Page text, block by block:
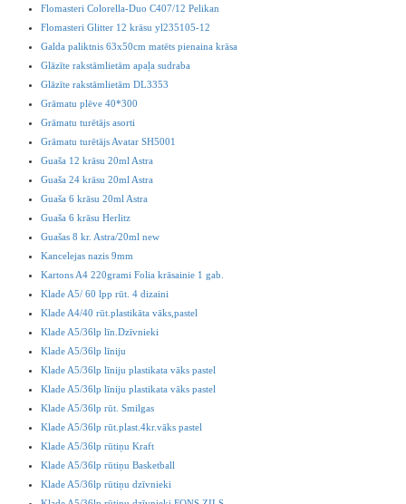
Flomasteri Colorella-Duo C407/12 Pelikan
Flomasteri Glitter 12 krāsu yl235105-12
Galda paliktnis 63x50cm matēts pienaina krāsa
Glāzīte rakstāmlietām apaļa sudraba
Glāzīte rakstāmlietām DL3353
Grāmatu plēve 40*300
Grāmatu turētājs asorti
Grāmatu turētājs Avatar SH5001
Guaša 12 krāsu 20ml Astra
Guaša 24 krāsu 20ml Astra
Guaša 6 krāsu 20ml Astra
Guaša 6 krāsu Herlitz
Guašas 8 kr. Astra/20ml new
Kancelejas nazis 9mm
Kartons A4 220grami Folia krāsainie 1 gab.
Klade A5/ 60 lpp rūt. 4 dizaini
Klade A4/40 rūt.plastikāta vāks,pastel
Klade A5/36lp līn.Dzīvnieki
Klade A5/36lp līniju
Klade A5/36lp līniju plastikata vāks pastel
Klade A5/36lp līniju plastikata vāks pastel
Klade A5/36lp rūt. Smilgas
Klade A5/36lp rūt.plast.4kr.vāks pastel
Klade A5/36lp rūtiņu Kraft
Klade A5/36lp rūtiņu Basketball
Klade A5/36lp rūtiņu dzīvnieki